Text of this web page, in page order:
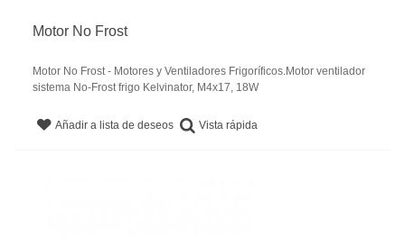
Motor No Frost
Motor No Frost - Motores y Ventiladores Frigoríficos.Motor ventilador
sistema No-Frost frigo Kelvinator, M4x17, 18W
Añadir a lista de deseos Vista rápida